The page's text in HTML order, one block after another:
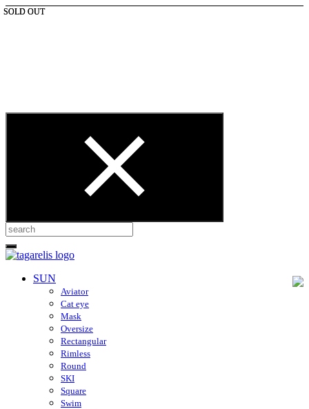
SUN
Aviator
Cat eye
Mask
Oversize
Rectangular
Rimless
Round
SKI
Square
Swim
SOLD OUT
SOLD OUT